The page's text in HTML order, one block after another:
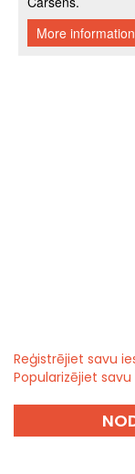
Reģistrējiet savu
Popularizējiet